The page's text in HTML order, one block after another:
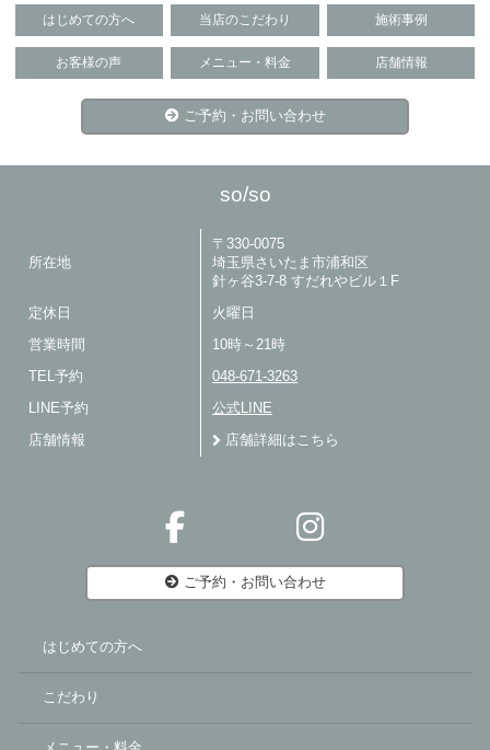
はじめての方へ 当店のこだわり 施術事例
お客様の声 メニュー・料金 店舗情報
ご予約・お問い合わせ
so/so
所在地
〒330-0075
埼玉県さいたま市浦和区
針ヶ谷3-7-8 すだれやビル１F
定休日 火曜日
営業時間 10時～21時
TEL予約 048-671-3263
LINE予約 公式LINE
店舗情報 店舗詳細はこちら
ご予約・お問い合わせ
はじめての方へ
こだわり